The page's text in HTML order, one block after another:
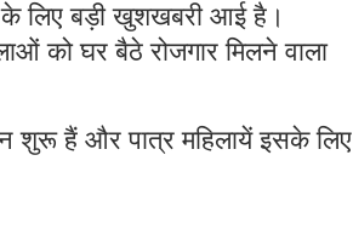
लिए बड़ी खुशखबरी आई है।
को घर बैठे रोजगार मिलने वाला
शुरू हैं और पात्र महिलायें इसके लिए